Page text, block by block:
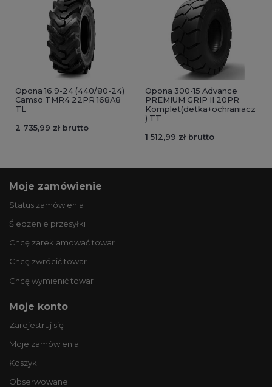
Opona 16.9-24 (440/80-24)
Camso TMR4 22PR 168A8
TL
2 735,99 zł brutto
Opona 300-15 Advance
PREMIUM GRIP II 20PR
Komplet(detka+ochraniacz
) TT
1 512,99 zł brutto
Moje zamówienie
Status zamówienia
Śledzenie przesyłki
Chcę zareklamować towar
Chcę zwrócić towar
Chcę wymienić towar
Moje konto
Zarejestruj się
Moje zamówienia
Koszyk
Obserwowane